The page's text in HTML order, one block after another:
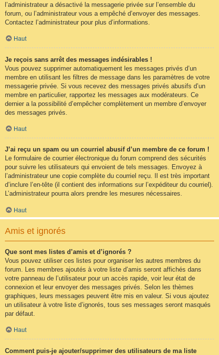
l’administrateur a désactivé la messagerie privée sur l’ensemble du
forum, ou l’administrateur vous a empêché d’envoyer des messages.
Contactez l’administrateur pour plus d’informations.
Haut
Je reçois sans arrêt des messages indésirables !
Vous pouvez supprimer automatiquement les messages privés d’un
membre en utilisant les filtres de message dans les paramètres de votre
messagerie privée. Si vous recevez des messages privés abusifs d’un
membre en particulier, rapportez les messages aux modérateurs. Ce
dernier a la possibilité d’empêcher complètement un membre d’envoyer
des messages privés.
Haut
J’ai reçu un spam ou un courriel abusif d’un membre de ce forum !
Le formulaire de courrier électronique du forum comprend des sécurités
pour suivre les utilisateurs qui envoient de tels messages. Envoyez à
l’administrateur une copie complète du courriel reçu. Il est très important
d’inclure l’en-tête (il contient des informations sur l’expéditeur du courriel).
L’administrateur pourra alors prendre les mesures nécessaires.
Haut
Amis et ignorés
Que sont mes listes d’amis et d’ignorés ?
Vous pouvez utiliser ces listes pour organiser les autres membres du
forum. Les membres ajoutés à votre liste d’amis seront affichés dans
votre panneau de l’utilisateur pour un accès rapide, voir leur état de
connexion et leur envoyer des messages privés. Selon les thèmes
graphiques, leurs messages peuvent être mis en valeur. Si vous ajoutez
un utilisateur à votre liste d’ignorés, tous ses messages seront masqués
par défaut.
Haut
Comment puis-je ajouter/supprimer des utilisateurs de ma liste